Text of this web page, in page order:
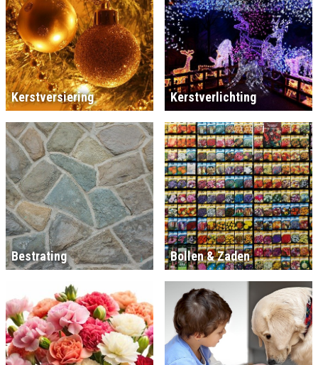
Kerstversiering Kerstverlichting
Bestrating Bollen & Zaden